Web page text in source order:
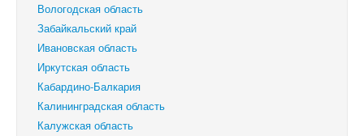
Вологодская область
Забайкальский край
Ивановская область
Иркутская область
Кабардино-Балкария
Калининградская область
Калужская область